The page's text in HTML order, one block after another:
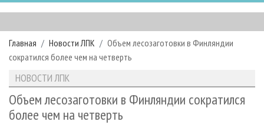
ГЛАВНАЯ
РУБРИКИ И ТЕМЫ
РУБРИКИ ЖУРНАЛА
ЛЕСОЗАГОТОВКА
ЛЕСОПИЛЕНИЕ
НОВОСТИ
НОВОСТИ ЛПК
НОВОСТИ ЖУРНАЛА
ПРОЕКТЫ ЛПИ
АНАЛИТИКА
ПРЕДПРИЯТИЯ ЛПК
АРХИВ
АРХИВ ЖУРНАЛОВ
О ЖУРНАЛЕ
Главная Новости ЛПК
Объем лесозаготовки в Финляндии
сократился более чем на четверть
НОВОСТИ ЛПК
Объем лесозаготовки в Финляндии сократился
более чем на четверть